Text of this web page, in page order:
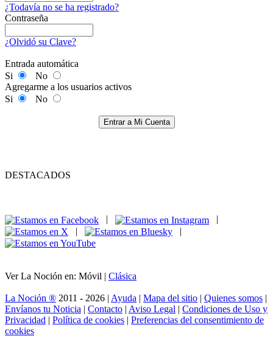
¿Todavía no se ha registrado?
Contraseña
¿Olvidó su Clave?
Entrada automática
Si
No
Agregarme a los usuarios activos
Si
No
Entrar a Mi Cuenta
DESTACADOS
|
|
Ver La Noción en: Móvil | Clásica
La Noción ® 2011 - 2026 | Ayuda | Mapa del sitio | Quienes somos |
Envíanos tu Noticia | Contacto | Aviso Legal | Condiciones de Uso y
Privacidad | Política de cookies | Preferencias del consentimiento de
cookies